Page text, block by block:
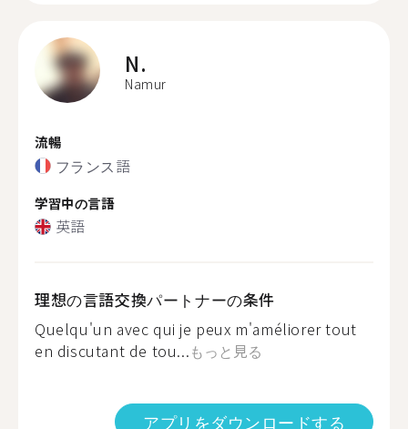
N.
Namur
流暢
フランス語
学習中の言語
英語
理想の言語交換パートナーの条件
Quelqu'un avec qui je peux m'améliorer tout
en discutant de tou...もっと見る
アプリをダウンロードする